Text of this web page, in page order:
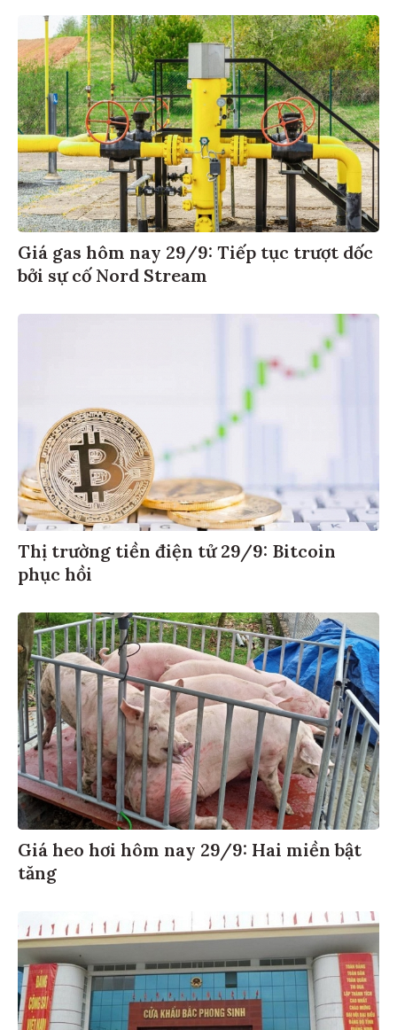
Giá gas hôm nay 29/9: Tiếp tục trượt dốc
bởi sự cố Nord Stream
Thị trường tiền điện tử 29/9: Bitcoin
phục hồi
Giá heo hơi hôm nay 29/9: Hai miền bật
tăng